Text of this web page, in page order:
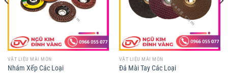
VẬT LIỆU MÀI MÒN
Nhám Xếp Các Loại
VẬT LIỆU MÀI MÒN
Đá Mài Tay Các Loại